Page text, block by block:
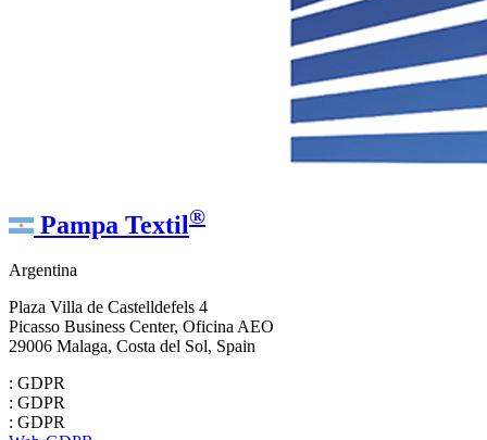
Pampa Textil®
Argentina
Plaza Villa de Castelldefels 4
Picasso Business Center, Oficina AEO
29006 Malaga, Costa del Sol, Spain
: GDPR
: GDPR
: GDPR